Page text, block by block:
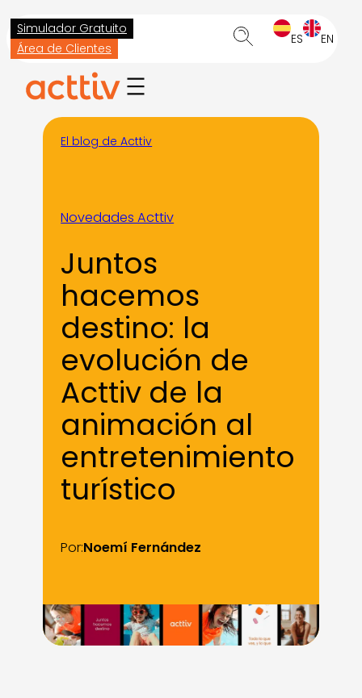
Saltar
al
contenido
Simulador Gratuito
Área de Clientes
ES EN
El blog de Acttiv
Novedades Acttiv
Juntos
hacemos
destino: la
evolución de
Acttiv de la
animación al
entretenimiento
turístico
Por:Noemí Fernández